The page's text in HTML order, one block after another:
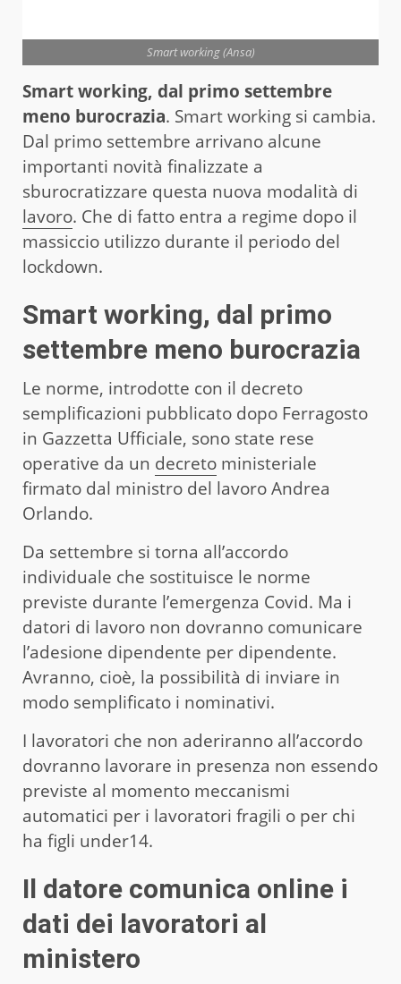
Smart working (Ansa)
Smart working, dal primo settembre
meno burocrazia. Smart working si cambia.
Dal primo settembre arrivano alcune
importanti novità finalizzate a
sburocratizzare questa nuova modalità di
lavoro. Che di fatto entra a regime dopo il
massiccio utilizzo durante il periodo del
lockdown.
Smart working, dal primo
settembre meno burocrazia
Le norme, introdotte con il decreto
semplificazioni pubblicato dopo Ferragosto
in Gazzetta Ufficiale, sono state rese
operative da un decreto ministeriale
firmato dal ministro del lavoro Andrea
Orlando.
Da settembre si torna all’accordo
individuale che sostituisce le norme
previste durante l’emergenza Covid. Ma i
datori di lavoro non dovranno comunicare
l’adesione dipendente per dipendente.
Avranno, cioè, la possibilità di inviare in
modo semplificato i nominativi.
I lavoratori che non aderiranno all’accordo
dovranno lavorare in presenza non essendo
previste al momento meccanismi
automatici per i lavoratori fragili o per chi
ha figli under14.
Il datore comunica online i
dati dei lavoratori al
ministero